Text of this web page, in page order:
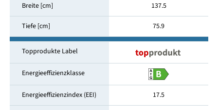
Breite [cm] 137.5
Tiefe [cm] 75.9
Topprodukte Label
Energieeffizienzklasse
Energieeffizienzindex (EEI) 17.5